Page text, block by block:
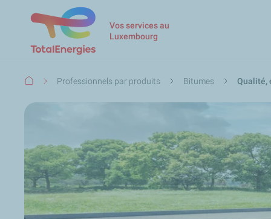
Vos services au
Luxembourg
Fil
Professionnels par produits Bitumes Qualité,